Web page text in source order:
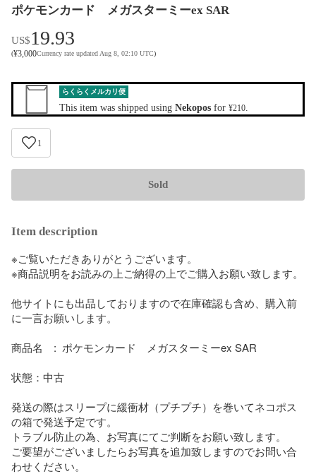
ポケモンカード メガスターミーex SAR
US$19.93
(¥3,000Currency rate updated Aug 8, 02:10 UTC)
らくらくメルカリ便
This item was shipped using Nekopos for ¥210
1
Sold
Item description
※ご覧いただきありがとうございます。
※商品説明をお読みの上ご納得の上でご購入お願い致します。
他サイトにも出品しておりますので在庫確認も含め、購入前
に一言お願いします。
商品名　:  ポケモンカード　メガスターミーex SAR
状態：中古
発送の際はスリープに緩衝材（プチプチ）を巻いてネコポス
の箱で発送予定です。
トラブル防止の為、お写真にてご判断をお願い致します。
ご要望がございましたらお写真を追加致しますのでお問い合
わせください。